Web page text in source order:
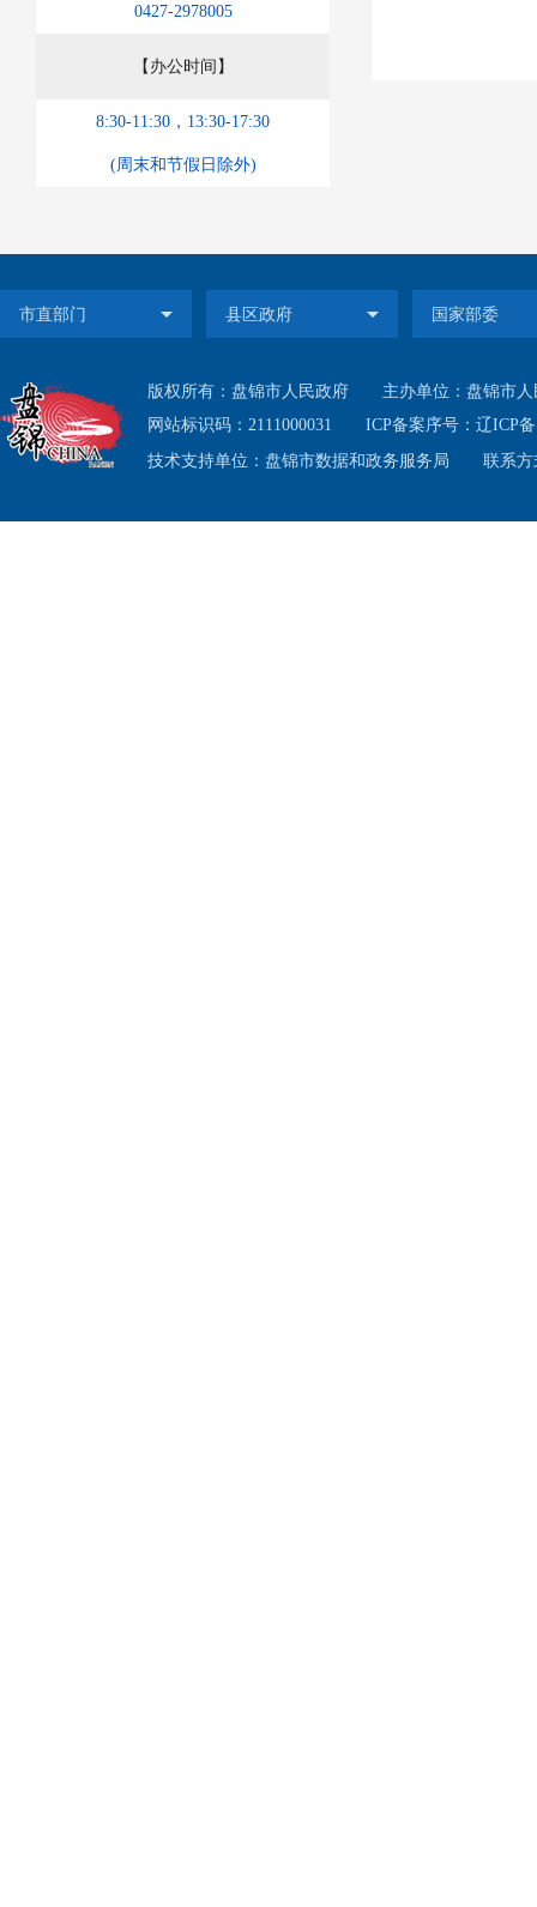
0427-2978005
【办公时间】
8:30-11:30，13:30-17:30
(周末和节假日除外)
版权所有：盘锦市人民政府
主办单位：盘锦市
网站标识码：2111000031
ICP备案序号： 辽ICP
技术支持单位：盘锦市数据和政务服务局
联系方